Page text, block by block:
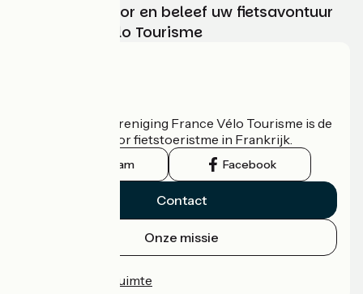
Kies, bereid voor en beleef uw fietsavontuur
met France Vélo Tourisme
De nationale vereniging France Vélo Tourisme is de
officiële gids voor fietstoeristme in Frankrijk.
Instagram Facebook
Contact
Onze missie
Professionele ruimte